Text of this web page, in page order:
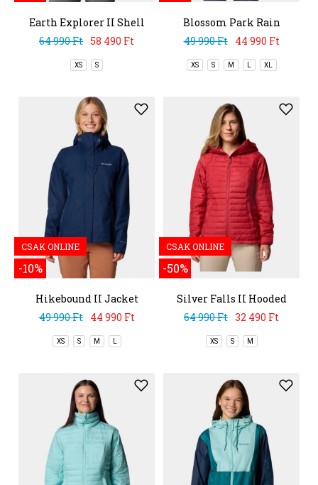
Earth Explorer II Shell
64 990 Ft 58 490 Ft
XS S
Blossom Park Rain
Jacket
49 990 Ft 44 990 Ft
XS S M L XL
CSAK ONLINE
-10%
Hikebound II Jacket
49 990 Ft
44 990 Ft
XS S M L
CSAK ONLINE
-50%
Silver Falls II Hooded
Jacket
64 990 Ft 32 490 Ft
XS S M